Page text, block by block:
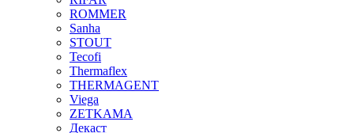
ROMMER
Sanha
STOUT
Tecofi
Thermaflex
THERMAGENT
Viega
ZETKAMA
Декаст